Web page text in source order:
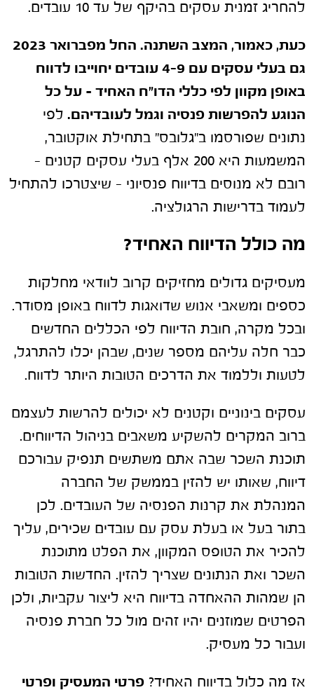
להחריג זמנית עסקים בהיקף של עד 10 עובדים.
כעת, כאמור, המצב השתנה. החל מפברואר 2023
גם בעלי עסקים עם 4-9 עובדים יחוייבו לדווח
באופן מקוון לפי כללי הדו"ח האחיד – על כל
הנוגע להפרשות פנסיה וגמל לעובדיהם. לפי
נתונים שפורסמו ב"גלובס" בתחילת אוקטובר,
המשמעות היא 200 אלף בעלי עסקים קטנים –
רובם לא מנוסים בדיווח פנסיוני – שיצטרכו להתחיל
לעמוד בדרישות הרגולציה.
מה כולל הדיווח האחיד?
מעסיקים גדולים מחזיקים קרוב לוודאי מחלקות
כספים ומשאבי אנוש שדואגות לדווח באופן מסודר.
ובכל מקרה, חובת הדיווח לפי הכללים החדשים
כבר חלה עליהם מספר שנים, שבהן יכלו להתרגל,
לטעות וללמוד את הדרכים הטובות היותר לדווח.
עסקים בינוניים וקטנים לא יכולים להרשות לעצמם
ברוב המקרים להשקיע משאבים בניהול הדיווחים.
תוכנת השכר שבה אתם משתשים תנפיק עבורכם
דיווח, שאותו יש להזין בממשק של החברה
המנהלת את קרנות הפנסיה של העובדים. לכן
בתור בעל או בעלת עסק עם עובדים שכירים, עליך
להכיר את הטופס המקוון, את הפלט מתוכנת
השכר ואת הנתונים שצריך להזין. החדשות הטובות
הן שמהות ההאחדה בדיווח היא ליצור עקביות, ולכן
הפרטים שמוזנים יהיו זהים מול כל חברת פנסיה
ועבור כל מעסיק.
אז מה כלול בדיווח האחיד? פרטי המעסיק ופרטי